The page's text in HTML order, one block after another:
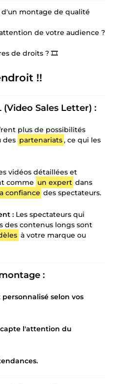
d'un montage de qualité
de votre audience ?
de droits ? 🎞️
!!
(Video Sales Letter) :
plus de possibilités
des partenariats, ce qui les
vidéos détaillées et
comme un expert dans
confiance des spectateurs.
: Les spectateurs qui
des contenus longs sont
à votre marque ou
:
selon vos
l'attention du